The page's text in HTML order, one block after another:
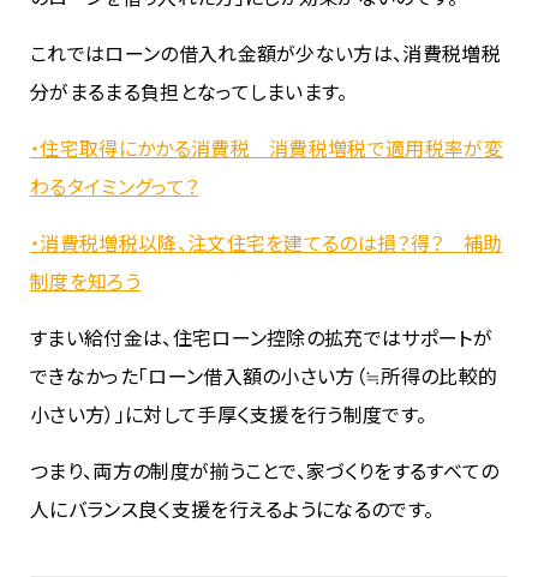
これではローンの借入れ金額が少ない方は、消費税増税
分がまるまる負担となってしまいます。
・住宅取得にかかる消費税 消費税増税で適用税率が変
わるタイミングって？
・消費税増税以降、注文住宅を建てるのは損？得？ 補助
制度を知ろう
すまい給付金は、住宅ローン控除の拡充ではサポートが
できなかった「ローン借入額の小さい方（≒所得の比較的
小さい方）」に対して手厚く支援を行う制度です。
つまり、両方の制度が揃うことで、家づくりをするすべての
人にバランス良く支援を行えるようになるのです。